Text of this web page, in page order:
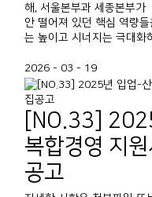
해, 서울본부과 세종본부
안 떨어져 있던 핵심 역량
는 높이고 시너지는 극대화
2026 - 03 - 19
[NO.33]
복합경영 지
공고